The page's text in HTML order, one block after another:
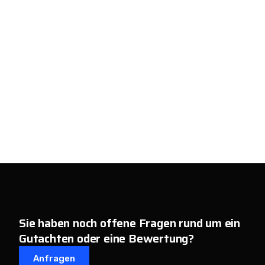
Sie haben noch offene Fragen rund um ein
Gutachten oder eine Bewertung?
Anfragen